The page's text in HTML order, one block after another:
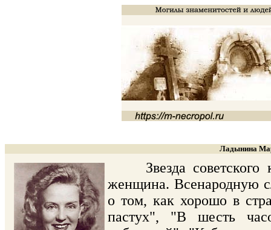
Ладынина
Звезда советского
женщина. Всенародную
о том, как хорошо в
пастух", "В шесть